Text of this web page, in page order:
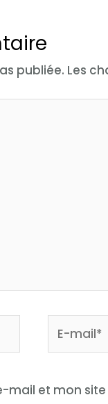
publiée. Les
mail et mon